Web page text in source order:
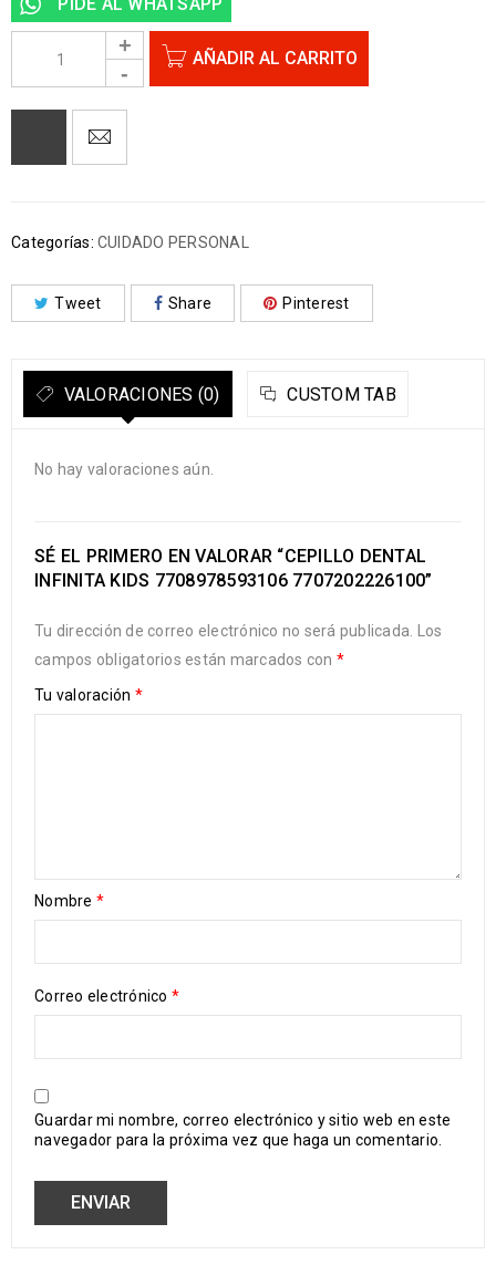
AÑADIR AL CARRITO
Categorías: CUIDADO PERSONAL
Tweet Share Pinterest
VALORACIONES (0) CUSTOM TAB
No hay valoraciones aún.
SÉ EL PRIMERO EN VALORAR “CEPILLO DENTAL
INFINITA KIDS 7708978593106 7707202226100”
Tu dirección de correo electrónico no será publicada.
Los
campos obligatorios están marcados con *
Tu valoración *
Nombre *
Correo electrónico *
Guardar mi nombre, correo electrónico y sitio web en este
navegador para la próxima vez que haga un comentario.